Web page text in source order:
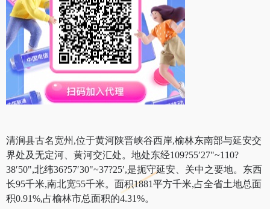
清涧县古名宽州,位于黄河陕晋峡谷西岸,榆林东南部与延安交
界处及无定河、黄河交汇处。地处东经109?55′27"~110?
38′50",北纬36?57′30"~37?25′,是扼守延安、关中之要地。东西
长95千米,南北宽55千米。面积1881平方千米,占全省土地总面
积0.91%,占榆林市总面积的4.31%。